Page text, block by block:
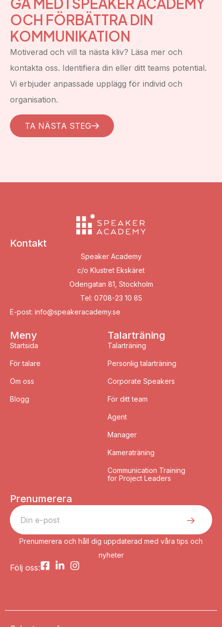
OCH FÖRBÄTTRA DIN
KOMMUNIKATION
Motiverad och vill ta nästa kliv? Läsa mer och
kontakta oss. Identifiera din eller ditt teams potential.
Vi erbjuder anpassade upplägg för individ och
organisation.
TA NÄSTA STEG
Kontakt
Speaker Academy
c/o Klustret Ekskäret
Odengatan 81, Stockholm
Tel: 0708-23 10 85
E-post: info@speakeracademy.se
Meny
Startsida
För talare
Om oss
Blogg
Talarträning
Talarträning
Personlig talarträning
Corporate Speakers
För ditt team
Agent
Manager
Kameraträning
Communication Training
for Project Leaders
Prenumerera
Prenumerera och håll dig uppdaterad med våra tips och
nyheter
Följ oss: